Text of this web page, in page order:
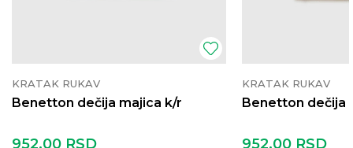
KRATAK RUKAV
Benetton dečija majica k/r
952,00 RSD
KRATAK RUKAV
Benetton dečija
952,00 RSD